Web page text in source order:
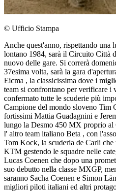
© Ufficio Stampa
Anche quest'anno, rispettando una
lontano 1984, sarà il Circuito Città
nuovo delle gare. Si correrà
37esima volta, sarà la gara
Eicma , la classicissima dove i
team si confrontano per verificare i
confermato tutte le scuderie più
Campione del mondo sloveno Tim
fortissimi Mattia Guadagnini e
lungo la Desmo 450 MX proprio
l' altro team italiano Beta , con
Tom Kock, la scuderia de Carli che
KTM gestendo le squadre nelle
Lucas Coenen che dopo una
suo debutto nella classe MXGP,
saranno Sacha Coenen e Simon
migliori piloti italiani ed altri